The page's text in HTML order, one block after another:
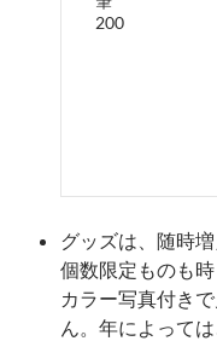
200
グッズは、随時
個数限定ものも
カラー写真付き
ん。年によって